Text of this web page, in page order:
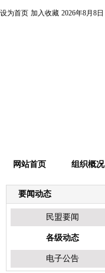
设为首页 加入收藏 2026年8月8日
网站首页 组织概况
要闻动态
民盟要闻
各级动态
电子公告